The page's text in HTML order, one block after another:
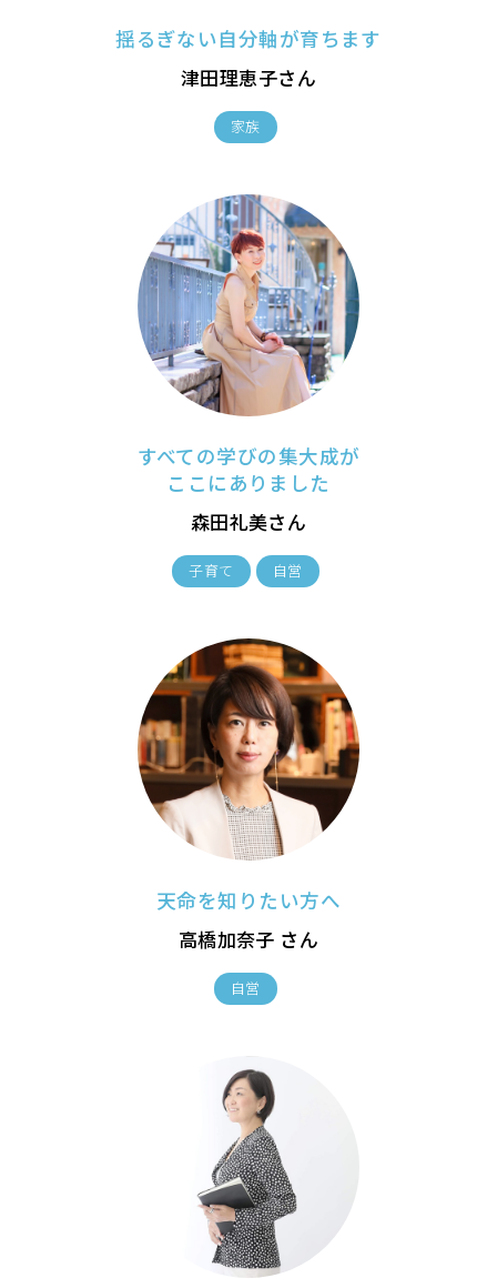
揺るぎない自分軸が育ちます
津田理恵子さん
家族
すべての学びの集大成が
ここにありました
森田礼美さん
子育て 自営
天命を知りたい方へ
高橋加奈子 さん
自営